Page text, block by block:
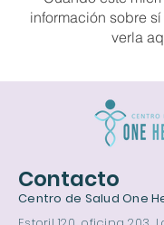
información sobre
verla
Contacto
Centro de Salud One